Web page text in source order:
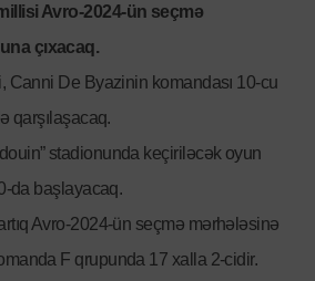
Avro-2024-ün seçmə
çıxacaq.
Canni De Byazinin komandası 10-cu
qarşılaşacaq.
stadionunda keçiriləcək oyun
da başlayacaq.
Avro-2024-ün seçmə mərhələsinə
F qrupunda 17 xalla 2-cidir.